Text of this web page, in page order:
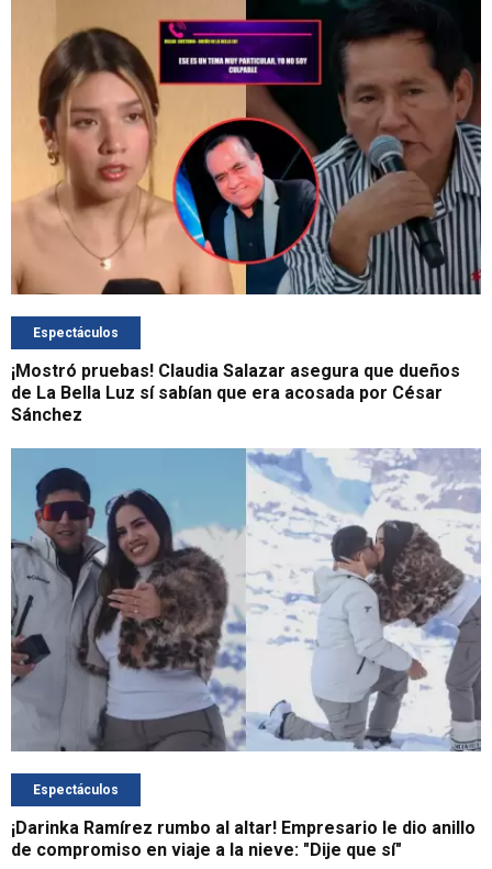
Espectáculos
¡Mostró pruebas! Claudia Salazar asegura que dueños
de La Bella Luz sí sabían que era acosada por César
Sánchez
Espectáculos
¡Darinka Ramírez rumbo al altar! Empresario le dio anillo
de compromiso en viaje a la nieve: "Dije que sí"